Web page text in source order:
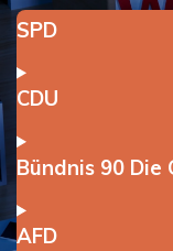
SPD
CDU
Bündnis 90 Die
AFD